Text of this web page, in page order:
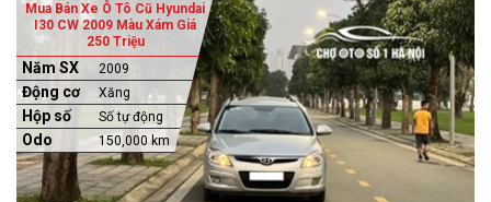
Mua Bán Xe Ô Tô Cũ Hyundai
I30 CW 2009 Màu Xám Giá
250 Triệu
Năm SX 2009
Động cơ Xăng
Hộp số Số tự động
Odo 150,000 km